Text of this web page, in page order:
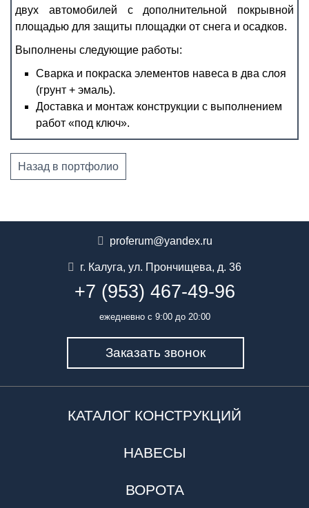
двух автомобилей с дополнительной покрывной
площадью для защиты площадки от снега и осадков.
Выполнены следующие работы:
Сварка и покраска элементов навеса в два слоя
(грунт + эмаль).
Доставка и монтаж конструкции с выполнением
работ «под ключ».
Назад в портфолио
proferum@yandex.ru
г. Калуга, ул. Прончищева, д. 36
+7 (953) 467-49-96
ежедневно с 9:00 до 20:00
Заказать звонок
КАТАЛОГ КОНСТРУКЦИЙ
НАВЕСЫ
ВОРОТА